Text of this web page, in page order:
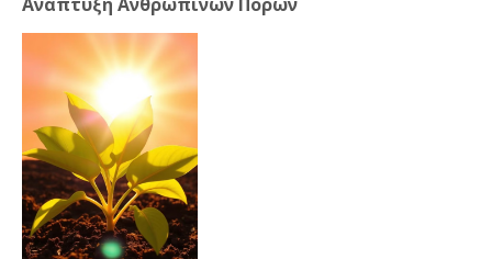
CTL Training
Support
English ‎(en)‎